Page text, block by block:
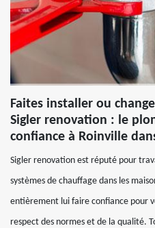
Faites installer ou
Sigler renovation : le
confiance à Roinville
Sigler renovation est réputé pour
systèmes de chauffage dans les
entièrement lui faire confiance pour
respect des normes et de la qualité.